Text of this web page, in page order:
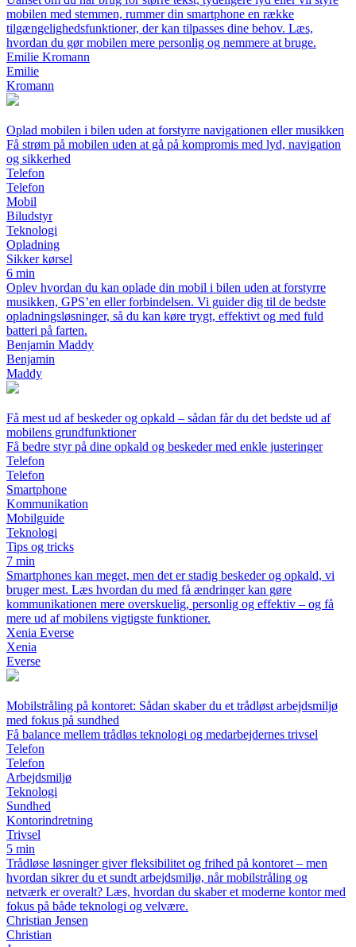
mobilen med stemmen, rummer din smartphone en række
tilgængelighedsfunktioner, der kan tilpasses dine behov. Læs,
hvordan du gør mobilen mere personlig og nemmere at bruge.
Emilie Kromann
Emilie
Kromann
Oplad mobilen i bilen uden at forstyrre navigationen eller musikken
Få strøm på mobilen uden at gå på kompromis med lyd, navigation
og sikkerhed
Telefon
Telefon
Mobil
Biludstyr
Teknologi
Opladning
Sikker kørsel
6 min
Oplev hvordan du kan oplade din mobil i bilen uden at forstyrre
musikken, GPS’en eller forbindelsen. Vi guider dig til de bedste
opladningsløsninger, så du kan køre trygt, effektivt og med fuld
batteri på farten.
Benjamin Maddy
Benjamin
Maddy
Få mest ud af beskeder og opkald – sådan får du det bedste ud af
mobilens grundfunktioner
Få bedre styr på dine opkald og beskeder med enkle justeringer
Telefon
Telefon
Smartphone
Kommunikation
Mobilguide
Teknologi
Tips og tricks
7 min
Smartphones kan meget, men det er stadig beskeder og opkald, vi
bruger mest. Læs hvordan du med få ændringer kan gøre
kommunikationen mere overskuelig, personlig og effektiv – og få
mere ud af mobilens vigtigste funktioner.
Xenia Everse
Xenia
Everse
Mobilstråling på kontoret: Sådan skaber du et trådløst arbejdsmiljø
med fokus på sundhed
Få balance mellem trådløs teknologi og medarbejdernes trivsel
Telefon
Telefon
Arbejdsmiljø
Teknologi
Sundhed
Kontorindretning
Trivsel
5 min
Trådløse løsninger giver fleksibilitet og frihed på kontoret – men
hvordan sikrer du et sundt arbejdsmiljø, når mobilstråling og
netværk er overalt? Læs, hvordan du skaber et moderne kontor med
fokus på både teknologi og velvære.
Christian Jensen
Christian